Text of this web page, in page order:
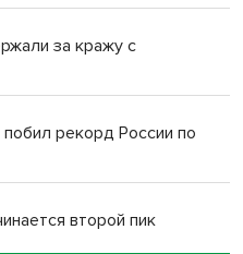
за кражу с
рекорд России по
второй пик